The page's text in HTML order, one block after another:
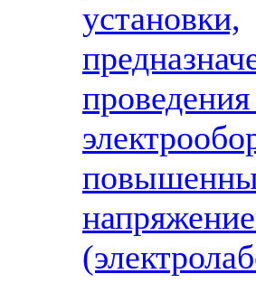
установки,